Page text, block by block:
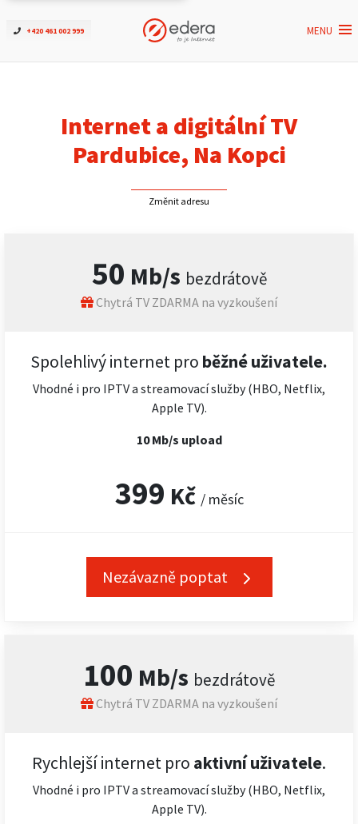
+420 461 002 999 MENU
Ověřit dostupnost
ČEZNET TV
Kontakt
Internet a digitální TV
Pardubice, Na Kopci
Změnit adresu
50 Mb/s bezdrátově
Chytrá TV ZDARMA na vyzkoušení
Spolehlivý internet pro běžné uživatele.
Vhodné i pro IPTV a streamovací služby (HBO, Netflix,
Apple TV).
10 Mb/s upload
399 Kč / měsíc
Nezávazně poptat
100 Mb/s bezdrátově
Chytrá TV ZDARMA na vyzkoušení
Rychlejší internet pro aktivní uživatele.
Vhodné i pro IPTV a streamovací služby (HBO, Netflix,
Apple TV).